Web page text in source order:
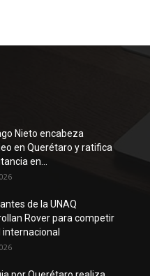
Nieto encabeza
en Querétaro y ratifica
en...
de la UNAQ
Rover para competir
internacional